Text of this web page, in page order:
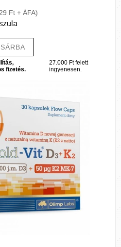
Ft + ÁFA)
fizetés.
27.000 Ft felett
ingyenesen.